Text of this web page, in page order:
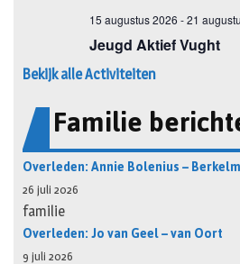
Bekijk alle Activiteiten
Familie
Overleden: Annie Bolenius –
26 juli 2026
familie
Overleden: Jo van Geel – van Oort
9 juli 2026